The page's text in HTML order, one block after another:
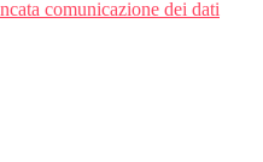
comunicazione dei dati